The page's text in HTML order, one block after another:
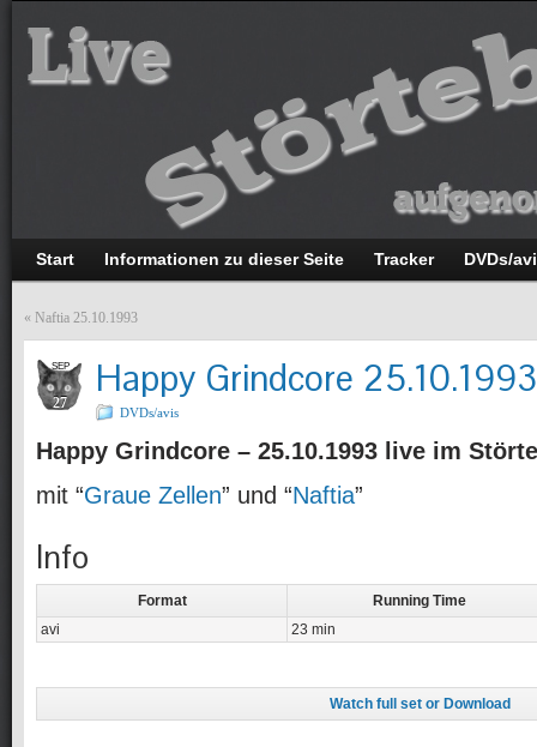
Start Informationen zu dieser Seite Tracker DVDs/
« Naftia 25.10.1993
SEP
27
Happy Grindcore 25.10.1993
DVDs/avis
Happy Grindcore – 25.10.1993 live im
mit “Graue Zellen” und “Naftia”
Info
Format
Running Time
avi
23 min
Watch full set or Download